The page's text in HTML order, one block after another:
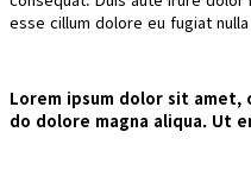
esse cillum dolore eu fugiat
Lorem ipsum dolor sit
do dolore magna aliqua. Ut